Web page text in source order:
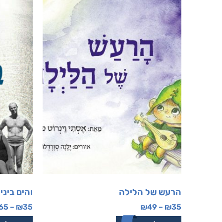
הרעש של הלילה
₪35
–
₪49
והים
₪35
–